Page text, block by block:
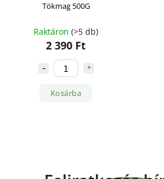
Tökmag 500G
Raktáron (>5 db)
2 390 Ft
Kosárba